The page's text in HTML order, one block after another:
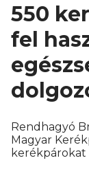
550
fel
Rendhagyó
Magyar
kerékpárokat